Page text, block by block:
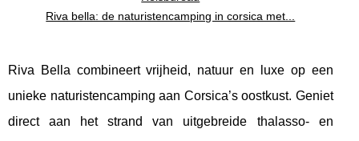
Riva bella: de naturistencamping in corsica met...
Riva Bella combineert vrijheid, natuur en luxe op een
unieke naturistencamping aan Corsica’s oostkust. Geniet
direct aan het strand van uitgebreide thalasso- en